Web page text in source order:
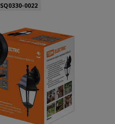
SQ0330-0022